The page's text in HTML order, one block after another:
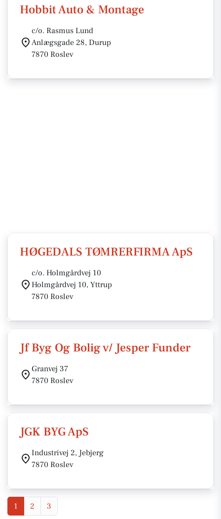
Hobbit Auto & Montage
c/o. Rasmus Lund
Anlægsgade 28, Durup
7870 Roslev
HØGEDALS TØMRERFIRMA ApS
c/o. Holmgårdvej 10
Holmgårdvej 10, Yttrup
7870 Roslev
Jf Byg Og Bolig v/ Jesper Funder
Granvej 37
7870 Roslev
JGK BYG ApS
Industrivej 2, Jebjerg
7870 Roslev
1 2 3